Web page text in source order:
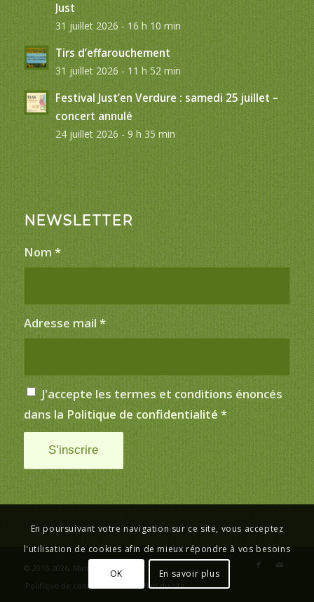
Just
31 juillet 2026 - 16 h 10 min
Tirs d’effarouchement
31 juillet 2026 - 11 h 52 min
Festival Just’en Verdure : samedi 25 juillet –
concert annulé
24 juillet 2026 - 9 h 35 min
NEWSLETTER
Nom *
Adresse mail *
J'accepte les termes et conditions énoncés
dans la Politique de confidentialité *
© 2016-2026, Mairie de Saint-Just
Politique de confidentialité
Plan du site
En poursuivant votre navigation sur ce site, vous acceptez
l'utilisation de cookies afin de mieux répondre à vos besoins
OK En savoir plus